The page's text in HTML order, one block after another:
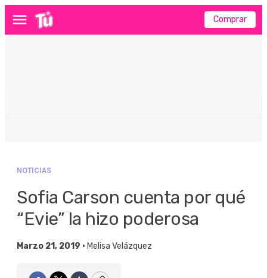
Menú Comprar
NOTICIAS
Sofia Carson cuenta por qué
“Evie” la hizo poderosa
Marzo 21, 2019 • Melisa Velázquez